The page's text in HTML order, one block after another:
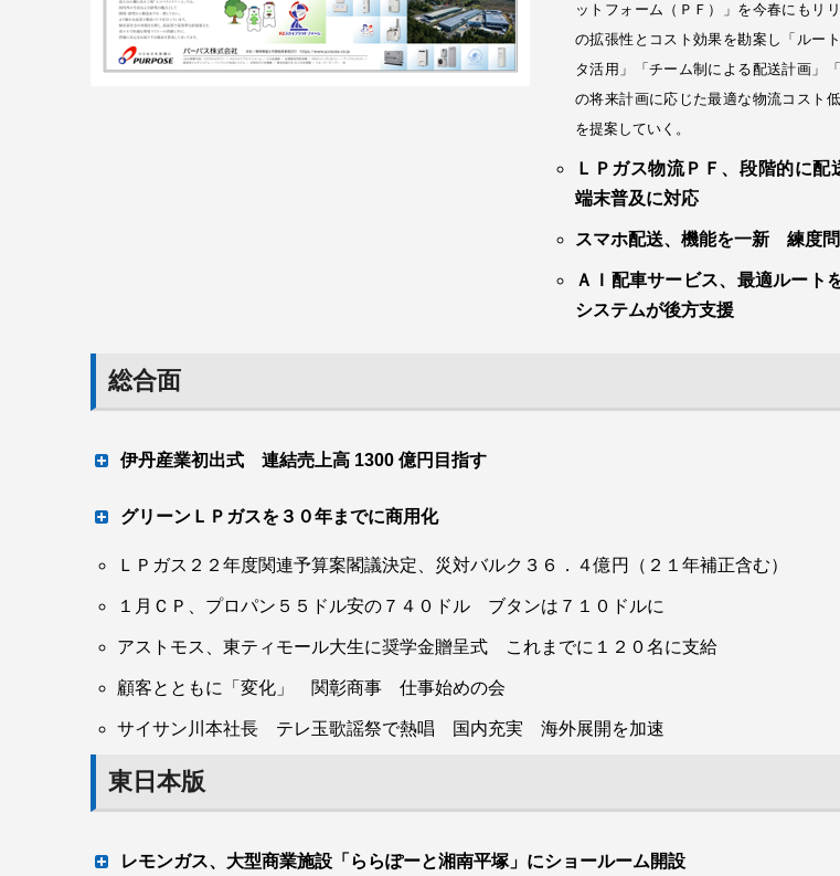
ットフォーム（ＰＦ）」を今春にもリ
の拡張性とコスト効果を勘案し「ルー
タ活用」「チーム制による配送計画」
の将来計画に応じた最適な物流コスト
を提案していく。
ＬＰガス物流ＰＦ、段階的に
端末普及に対応
スマホ配送、機能を一新 練度
ＡＩ配車サービス、最適ルー
システムが後方支援
総合面
伊丹産業初出式 連結売上高 1300 億円目指す
現場力強化集大成の年
みとし、伊丹市の伊丹シティホ
人のプライド（誇り）を持ち自
０３０億円、グループ全体で１
グリーンＬＰガスを３０年までに商用化
ＣＮへ道筋示す（経産省）
経済産業省は12月20日に開いた「経済産業分野におけるトランジション・ファイナンス推
ップ策定検討会」（座長＝秋元圭吾・地球環境産業技術研究機構システム研究グループ
の道筋について「グリーンＬＰガスを２０３０年までに合成技術を確立し商用化」「50年
リーンＬＰガスに代替」と示した。
ＬＰガス２２年度関連予算案閣議決定、災対バルク３６．４億円（２１年補正含む）
１月ＣＰ、プロパン５５ドル安の７４０ドル ブタンは７１０ドルに
アストモス、東ティモール大生に奨学金贈呈式 これまでに１２０名に支給
顧客とともに「変化」 関彰商事 仕事始めの会
サイサン川本社長 テレ玉歌謡祭で熱唱 国内充実 海外展開を加速
東日本版
レモンガス、大型商業施設「ららぽーと湘南平塚」にショールーム開設